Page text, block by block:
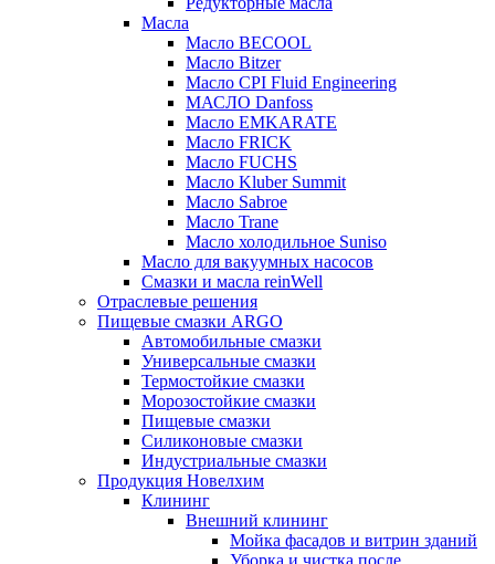
Масла
Масло BECOOL
Масло Bitzer
Масло CPI Fluid Engineering
МАСЛО Danfoss
Масло EMKARATE
Масло FRICK
Масло FUCHS
Масло Kluber Summit
Масло Sabroe
Масло Trane
Масло холодильное Suniso
Масло для вакуумных насосов
Смазки и масла reinWell
Отраслевые решения
Пищевые смазки ARGO
Автомобильные смазки
Универсальные смазки
Термостойкие смазки
Морозостойкие смазки
Пищевые смазки
Силиконовые смазки
Индустриальные смазки
Продукция Новелхим
Клининг
Внешний клининг
Мойка фасадов и витрин зданий
Уборка и чистка после